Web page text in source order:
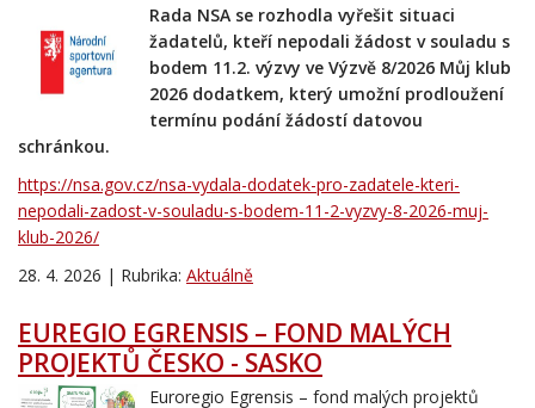
Rada NSA se rozhodla vyřešit situaci
žadatelů, kteří nepodali žádost v souladu s
bodem 11.2. výzvy ve Výzvě 8/2026 Můj klub
2026 dodatkem, který umožní prodloužení
termínu podání žádostí datovou
schránkou.
https://nsa.gov.cz/nsa-vydala-dodatek-pro-zadatele-kteri-
nepodali-zadost-v-souladu-s-bodem-11-2-vyzvy-8-2026-muj-
klub-2026/
28. 4. 2026 | Rubrika: Aktuálně
EUREGIO EGRENSIS – FOND MALÝCH
PROJEKTŮ ČESKO - SASKO
Euroregio Egrensis – fond malých projektů